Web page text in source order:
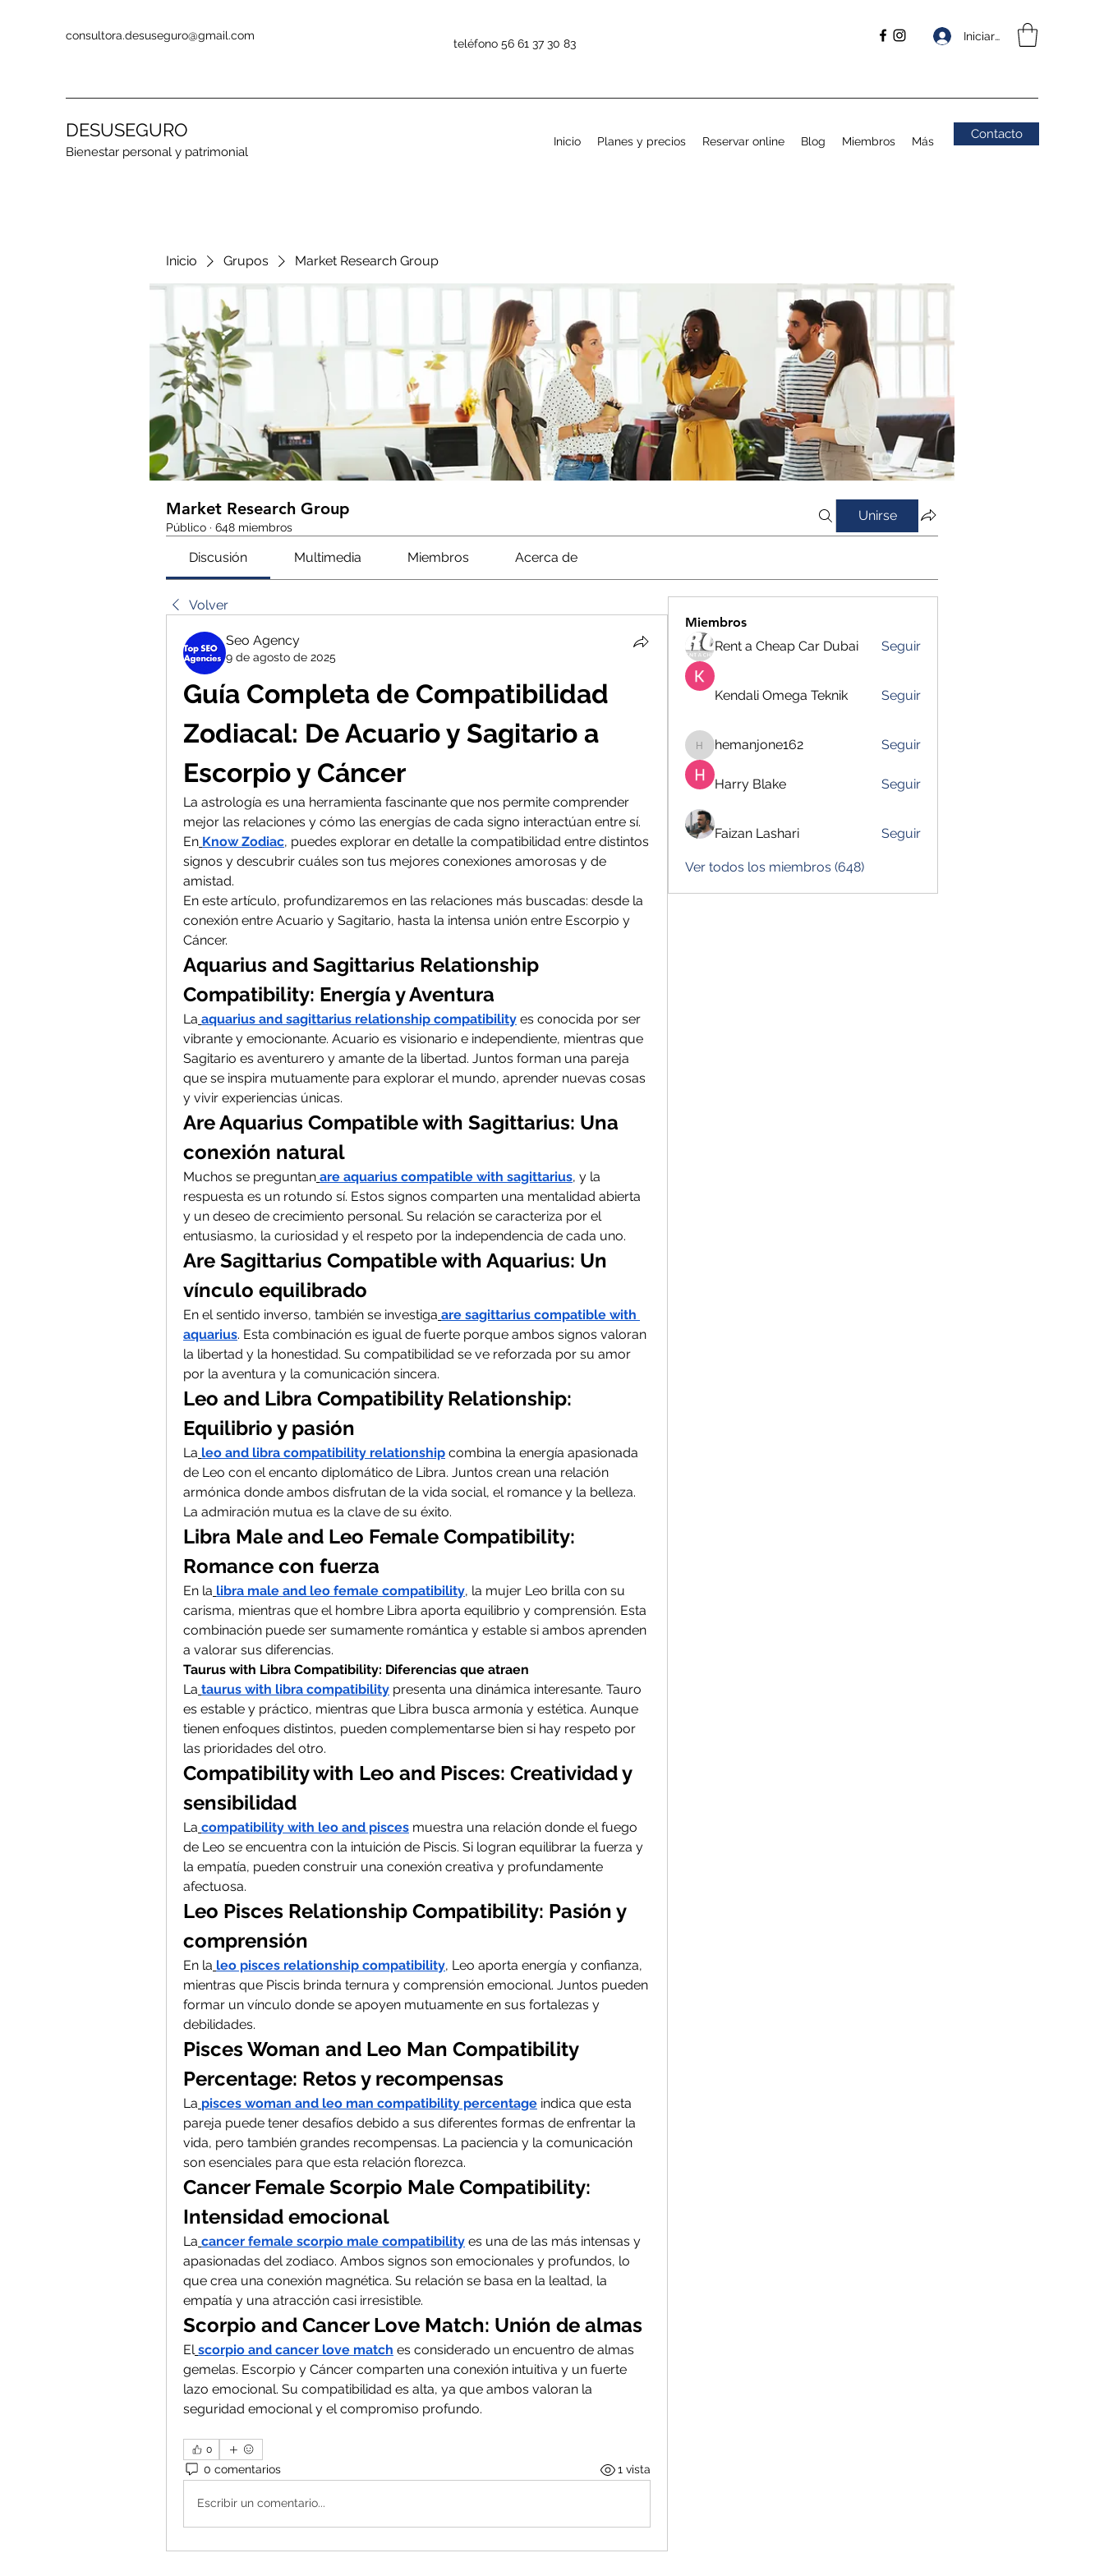
consultora.desuseguro@gmail.com Iniciar sesión
teléfono 56 61 37 30 83
DESUSEGURO
Bienestar personal y patrimonial
Inicio Planes y precios Reservar online Blog Miembros Más Contacto
Inicio Grupos Market Research Group
Market Research Group
Público · 648 miembros
Unirse
Discusión Multimedia Miembros Acerca de
Volver
Seo Agency
9 de agosto de 2025
Guía Completa de Compatibilidad
Zodiacal: De Acuario y Sagitario a
Escorpio y Cáncer
La astrología es una herramienta fascinante que nos permite comprender
mejor las relaciones y cómo las energías de cada signo interactúan entre sí.
En Know Zodiac, puedes explorar en detalle la compatibilidad entre distintos
signos y descubrir cuáles son tus mejores conexiones amorosas y de
amistad.
En este artículo, profundizaremos en las relaciones más buscadas: desde la
conexión entre Acuario y Sagitario, hasta la intensa unión entre Escorpio y
Cáncer.
Aquarius and Sagittarius Relationship
Compatibility: Energía y Aventura
La aquarius and sagittarius relationship compatibility es conocida por ser
vibrante y emocionante. Acuario es visionario e independiente, mientras que
Sagitario es aventurero y amante de la libertad. Juntos forman una pareja
que se inspira mutuamente para explorar el mundo, aprender nuevas cosas
y vivir experiencias únicas.
Are Aquarius Compatible with Sagittarius: Una
conexión natural
Muchos se preguntan are aquarius compatible with sagittarius, y la
respuesta es un rotundo sí. Estos signos comparten una mentalidad abierta
y un deseo de crecimiento personal. Su relación se caracteriza por el
entusiasmo, la curiosidad y el respeto por la independencia de cada uno.
Are Sagittarius Compatible with Aquarius: Un
vínculo equilibrado
En el sentido inverso, también se investiga are sagittarius compatible with
aquarius. Esta combinación es igual de fuerte porque ambos signos valoran
la libertad y la honestidad. Su compatibilidad se ve reforzada por su amor
por la aventura y la comunicación sincera.
Leo and Libra Compatibility Relationship:
Equilibrio y pasión
La leo and libra compatibility relationship combina la energía apasionada
de Leo con el encanto diplomático de Libra. Juntos crean una relación
armónica donde ambos disfrutan de la vida social, el romance y la belleza.
La admiración mutua es la clave de su éxito.
Libra Male and Leo Female Compatibility:
Romance con fuerza
En la libra male and leo female compatibility, la mujer Leo brilla con su
carisma, mientras que el hombre Libra aporta equilibrio y comprensión. Esta
combinación puede ser sumamente romántica y estable si ambos aprenden
a valorar sus diferencias.
Taurus with Libra Compatibility: Diferencias que atraen
La taurus with libra compatibility presenta una dinámica interesante. Tauro
es estable y práctico, mientras que Libra busca armonía y estética. Aunque
tienen enfoques distintos, pueden complementarse bien si hay respeto por
las prioridades del otro.
Compatibility with Leo and Pisces: Creatividad y
sensibilidad
La compatibility with leo and pisces muestra una relación donde el fuego
de Leo se encuentra con la intuición de Piscis. Si logran equilibrar la fuerza y
la empatía, pueden construir una conexión creativa y profundamente
afectuosa.
Leo Pisces Relationship Compatibility: Pasión y
comprensión
En la leo pisces relationship compatibility, Leo aporta energía y confianza,
mientras que Piscis brinda ternura y comprensión emocional. Juntos pueden
formar un vínculo donde se apoyen mutuamente en sus fortalezas y
debilidades.
Pisces Woman and Leo Man Compatibility
Percentage: Retos y recompensas
La pisces woman and leo man compatibility percentage indica que esta
pareja puede tener desafíos debido a sus diferentes formas de enfrentar la
vida, pero también grandes recompensas. La paciencia y la comunicación
son esenciales para que esta relación florezca.
Cancer Female Scorpio Male Compatibility:
Intensidad emocional
La cancer female scorpio male compatibility es una de las más intensas y
apasionadas del zodiaco. Ambos signos son emocionales y profundos, lo
que crea una conexión magnética. Su relación se basa en la lealtad, la
empatía y una atracción casi irresistible.
Scorpio and Cancer Love Match: Unión de almas
El scorpio and cancer love match es considerado un encuentro de almas
gemelas. Escorpio y Cáncer comparten una conexión intuitiva y un fuerte
lazo emocional. Su compatibilidad es alta, ya que ambos valoran la
seguridad emocional y el compromiso profundo.
0
0 comentarios 1 vista
Escribir un comentario...
Miembros
Rent a Cheap Car Dubai
Seguir
Kendali Omega Teknik Seguir
hemanjone162
hemanjone162 Seguir
Harry Blake Seguir
Faizan Lashari Seguir
Ver todos los miembros (648)